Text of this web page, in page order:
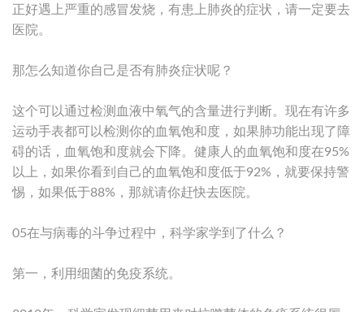
正好遇上严重的感冒发烧，有患上肺炎的症状，请一定要去
医院。
那怎么知道你自己是否有肺炎症状呢？
这个可以通过检测血液中氧气的含量进行判断。现在有许多
运动手表都可以检测你的血氧饱和度，如果肺功能出现了障
碍的话，血氧饱和度就会下降。健康人的血氧饱和度在95%
以上，如果你看到自己的血氧饱和度低于92%，就要保持警
惕，如果低于88%，那就请你赶快去医院。
05在与病毒的斗争过程中，科学家学到了什么？
第一，利用细菌的免疫系统。